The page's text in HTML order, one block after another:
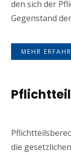
den sich der
Gegenstand
MEHR
die